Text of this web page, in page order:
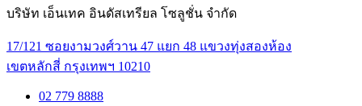
บริษัท เอ็นเทค อินดัสเทรียล โซลูชั่น จำกัด
17/121 ซอยงามวงศ์วาน 47 แยก 48 แขวงทุ่งสองห้อง
เขตหลักสี่ กรุงเทพฯ 10210
02 779 8888